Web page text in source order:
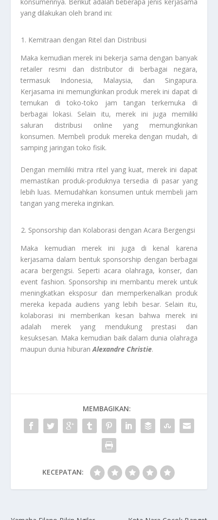
yang dilakukan oleh brand ini:
Kemitraan dengan Ritel dan Distribusi
Maka kemudian merek ini bekerja sama dengan banyak
retailer resmi dan distributor di berbagai negara,
termasuk Indonesia, Malaysia, dan Singapura.
Kerjasama ini memungkinkan produk merek ini dapat di
temukan di toko-toko jam tangan terkemuka di
berbagai lokasi. Selain itu, merek ini juga memiliki
saluran distribusi online yang memungkinkan
konsumen. Membeli produk mereka dengan mudah, di
samping jaringan toko fisik.
Dengan memiliki mitra ritel yang kuat, merek ini dapat
memastikan produk-produknya tersedia di pasar yang
lebih luas. Memudahkan konsumen untuk membeli jam
tangan yang mereka inginkan.
Sponsorship dan Kolaborasi dengan Acara Bergengsi
Maka kemudian merek ini juga di kenal karena
kerjasama dalam bentuk sponsorship dengan berbagai
acara bergengsi. Seperti acara olahraga, konser, dan
event fashion. Sponsorship ini membantu merek untuk
meningkatkan eksposur dan memperkenalkan produk
mereka kepada audiens yang lebih besar. Selain itu,
kolaborasi ini memberikan kesan bahwa merek ini
adalah merek yang mendukung prestasi dan
kesuksesan. Maka kemudian baik dalam dunia olahraga
maupun dunia hiburan Alexandre Christie.
MEMBAGIKAN:
KECEPATAN: